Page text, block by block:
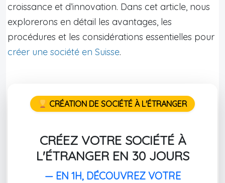
croissance et d’innovation. Dans cet article, nous
explorerons en détail les avantages, les
procédures et les considérations essentielles pour
créer une société en Suisse.
CRÉATION DE SOCIÉTÉ À L'ÉTRANGER
CRÉEZ VOTRE SOCIÉTÉ À
L'ÉTRANGER EN 30 JOURS
— EN 1H, DÉCOUVREZ VOTRE